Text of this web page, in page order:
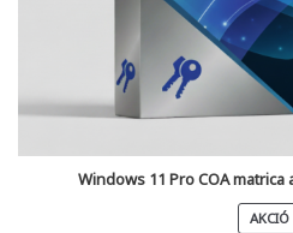
Windows 11 Pro COA
AKCIÓ